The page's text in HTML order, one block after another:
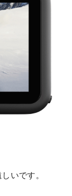
いです。